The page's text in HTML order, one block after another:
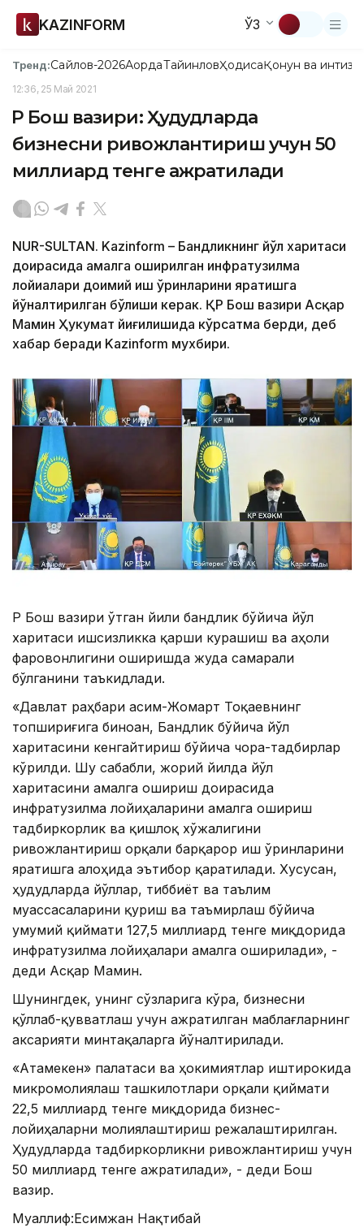
KAZINFORM ЎЗ
Тренд:Сайлов-2026АқордаТайинловҲодисаҚонун ва
12:36, 25 Май 2021
ҚР Бош вазири: Ҳудудларда
бизнесни ривожлантириш учун 50
миллиард тенге ажратилади
NUR-SULTAN. Kazinform – Бандликнинг йўл харитаси
доирасида амалга оширилган инфратузилма
лойиҳалари доимий иш ўринларини яратишга
йўналтирилган бўлиши керак. ҚР Бош вазири Асқар
Мамин Ҳукумат йиғилишида кўрсатма берди, деб
хабар беради Kazinform мухбири.
ҚР Бош вазири ўтган йили бандлик бўйича йўл
харитаси ишсизликка қарши курашиш ва аҳоли
фаровонлигини оширишда жуда самарали
бўлганини таъкидлади.
«Давлат раҳбари Қасим-Жомарт Тоқаевнинг
топшириғига биноан, Бандлик бўйича йўл
харитасини кенгайтириш бўйича чора-тадбирлар
кўрилди. Шу сабабли, жорий йилда йўл
харитасини амалга ошириш доирасида
инфратузилма лойиҳаларини амалга ошириш
тадбиркорлик ва қишлоқ хўжалигини
ривожлантириш орқали барқарор иш ўринларини
яратишга алоҳида эътибор қаратилади. Хусусан,
ҳудудларда йўллар, тиббиёт ва таълим
муассасаларини қуриш ва таъмирлаш бўйича
умумий қиймати 127,5 миллиард тенге миқдорида
инфратузилма лойиҳалари амалга оширилади», -
деди Асқар Мамин.
Шунингдек, унинг сўзларига кўра, бизнесни
қўллаб-қувватлаш учун ажратилган маблағларнинг
аксарияти минтақаларга йўналтирилади.
«Атамекен» палатаси ва ҳокимиятлар иштирокида
микромолиялаш ташкилотлари орқали қиймати
22,5 миллиард тенге миқдорида бизнес-
лойиҳаларни молиялаштириш режалаштирилган.
Ҳудудларда тадбиркорликни ривожлантириш учун
50 миллиард тенге ажратилади», - деди Бош
вазир.
Муаллиф:Есимжан Нақтибай